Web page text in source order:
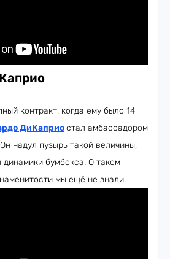
контракт, когда ему было 14
ДиКаприостал амбассадором
надул пузырь такой величины,
динамики бумбокса. О таком
мы ещё не знали.